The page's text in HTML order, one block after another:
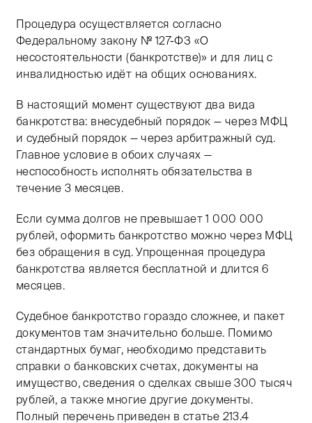
Процедура осуществляется согласно
Федеральному закону № 127-ФЗ «О
несостоятельности (банкротстве)» и для лиц с
инвалидностью идёт на общих основаниях. ​
В настоящий момент существуют два вида
банкротства: внесудебный порядок — через МФЦ
и судебный порядок — через арбитражный суд.
Главное условие в обоих случаях —
неспособность исполнять обязательства в
течение 3 месяцев.
Если сумма долгов не превышает 1 000 000
рублей, оформить банкротство можно через МФЦ
без обращения в суд. Упрощенная процедура
банкротства является бесплатной и длится 6
месяцев.
Судебное банкротство гораздо сложнее, и пакет
документов там значительно больше. Помимо
стандартных бумаг, необходимо представить
справки о банковских счетах, документы на
имущество, сведения о сделках свыше 300 тысяч
рублей, а также многие другие документы.
Полный перечень приведен в статье 213.4